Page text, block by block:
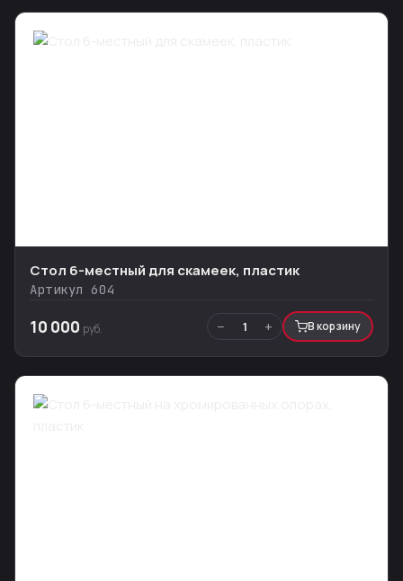
Стол 6-местный для скамеек, пластик
Артикул 604
10 000 руб. − 1 + В корзину